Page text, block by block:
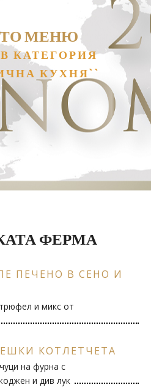
МЕНЮ
КАТЕГОРИЯ
КУХНЯ``
ФЕРМА
ПЕЧЕНО В СЕНО И
и микс от
КОТЛЕТЧЕТА
на фурна с
и див лук